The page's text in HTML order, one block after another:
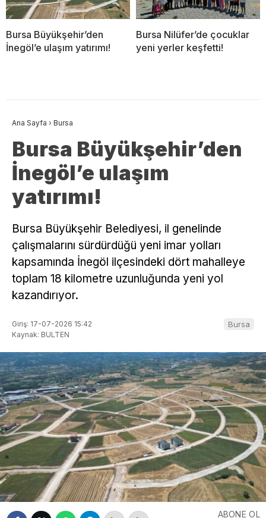
Bursa Büyükşehir’den
İnegöl’e ulaşım yatırımı!
Bursa Nilüfer’de çocuklar
yeni yerler keşfetti!
Ana Sayfa › Bursa
Bursa Büyükşehir’den
İnegöl’e ulaşım
yatırımı!
Bursa Büyükşehir Belediyesi, il genelinde
çalışmalarını sürdürdüğü yeni imar yolları
kapsamında İnegöl ilçesindeki dört mahalleye
toplam 18 kilometre uzunluğunda yeni yol
kazandırıyor.
Giriş: 17-07-2026 15:42
Kaynak: BULTEN
Bursa
ABONE OL